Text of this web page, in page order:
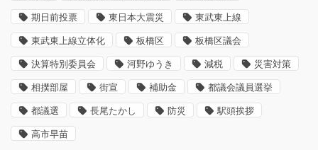
期日前投票 東日本大震災 東武東上線
東武東上線立体化 板橋区 板橋区議会
決算特別委員会 河野ゆうき 減税 災害対策
相撲部屋 街宣 補助金 都議会議員選挙
都議選 長尾たかし 防災 駅頭挨拶
高市早苗